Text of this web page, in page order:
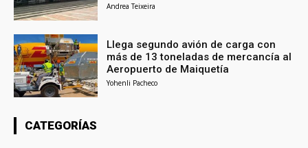
Andrea Teixeira
Llega segundo avión de carga con
más de 13 toneladas de mercancía al
Aeropuerto de Maiquetía
Yohenli Pacheco
CATEGORÍAS